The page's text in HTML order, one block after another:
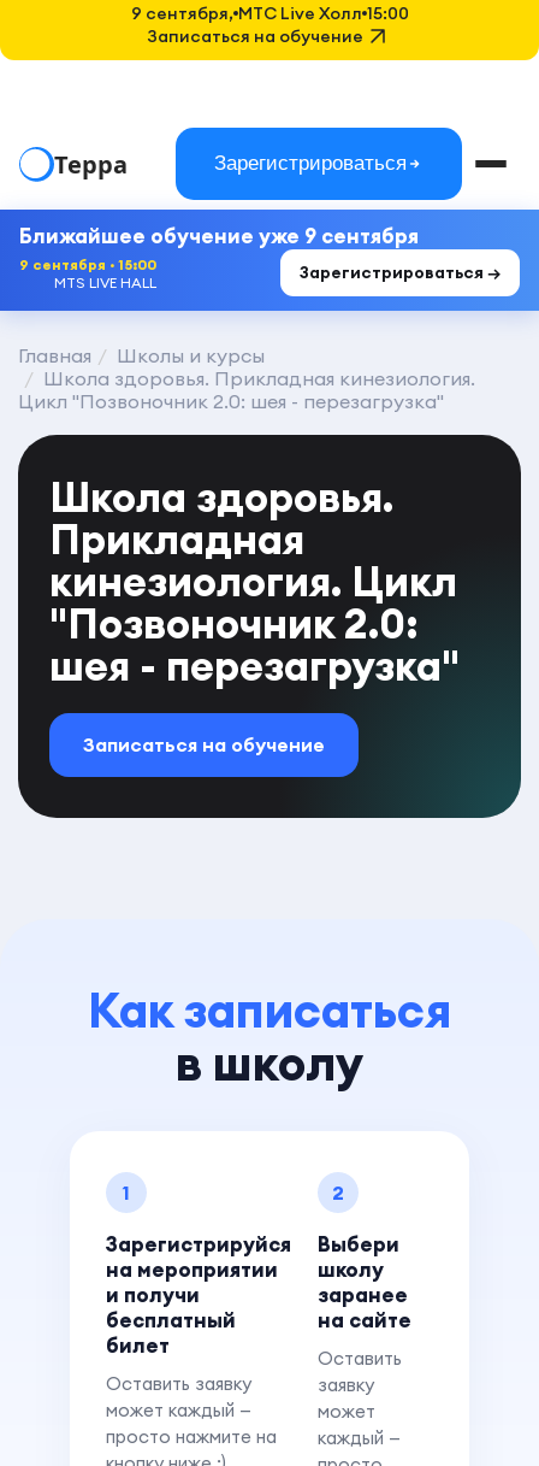
Терра Зарегистрироваться
Ближайшее обучение уже 9 сентября
9 сентября · 15:00
MTS LIVE HALL
Зарегистрироваться →
Главная
Школы и курсы
Школа здоровья. Прикладная кинезиология.
Цикл "Позвоночник 2.0: шея - перезагрузка"
Школа здоровья.
Прикладная
кинезиология. Цикл
"Позвоночник 2.0:
шея - перезагрузка"
Записаться на обучение
Как записаться
в школу
1
Зарегистрируйся
на мероприятии
и получи
бесплатный
билет
Оставить заявку
может каждый —
просто нажмите на
2
Выбери
школу
заранее
на сайте
Оставить
заявку
может
каждый —
9 сентября, MTC Live Холл 15:00
Записаться на обучение